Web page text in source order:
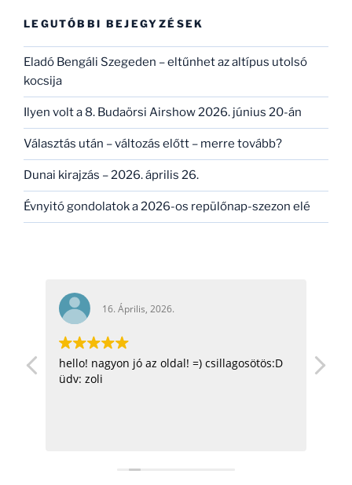
LEGUTÓBBI BEJEGYZÉSEK
Eladó Bengáli Szegeden – eltűnhet az altípus utolsó
kocsija
Ilyen volt a 8. Budaörsi Airshow 2026. június 20-án
Választás után – változás előtt – merre tovább?
Dunai kirajzás – 2026. április 26.
Évnyitó gondolatok a 2026-os repülőnap-szezon elé
16. Április, 2026.
hello! nagyon jó az oldal! =) csillagosötös:D
üdv: zoli